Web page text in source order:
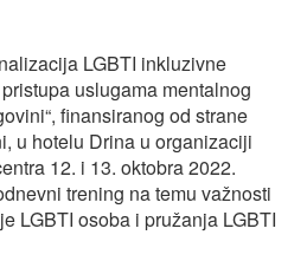
LGBTI inkluzivne
uslugama mentalnog
finansiranog od strane
u hotelu Drina u organizaciji
12. i 13. oktobra 2022.
trening na temu važnosti
LGBTI osoba i pružanja LGBTI